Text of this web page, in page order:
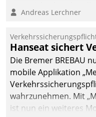
Cockpit für mobile
Datatrain. Die meravis
Wohnungsbau- und
Immobilien GmbH hat
sich dabei für den
der Lösung über die
Cloud Platform
entschieden - als
Andreas Lerchner
Hanseat sichert
Die Bremer BREBAU
mobile Applikation
wahrzunehmen. Mit
ist nun ein weiteres